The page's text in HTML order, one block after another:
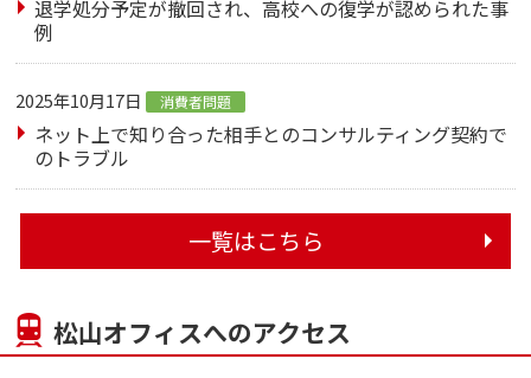
退学処分予定が撤回され、高校への復学が認められた事
例
2025年10月17日 消費者問題
ネット上で知り合った相手とのコンサルティング契約で
のトラブル
一覧はこちら
松山オフィスへのアクセス